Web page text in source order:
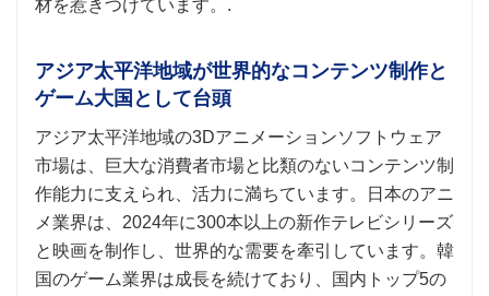
材を惹きつけています。.
アジア太平洋地域が世界的なコンテンツ制作と
ゲーム大国として台頭
アジア太平洋地域の3Dアニメーションソフトウェア
市場は、巨大な消費者市場と比類のないコンテンツ制
作能力に支えられ、活力に満ちています。日本のアニ
メ業界は、2024年に300本以上の新作テレビシリーズ
と映画を制作し、世界的な需要を牽引しています。韓
国のゲーム業界は成長を続けており、国内トップ5の